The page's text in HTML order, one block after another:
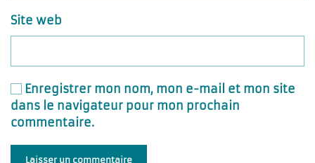
Site web
Enregistrer mon nom, mon e-mail et mon site
dans le navigateur pour mon prochain
commentaire.
Laisser un commentaire